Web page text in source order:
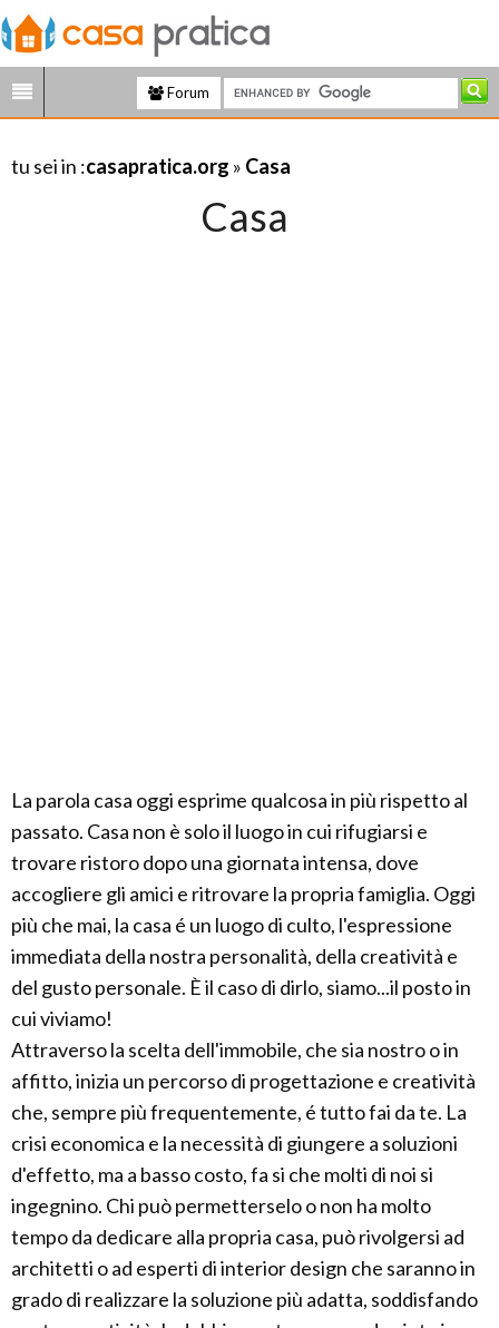
Forum
tu sei in :casapratica.org » Casa
Casa
La parola casa oggi esprime qualcosa in più rispetto al
passato. Casa non è solo il luogo in cui rifugiarsi e
trovare ristoro dopo una giornata intensa, dove
accogliere gli amici e ritrovare la propria famiglia. Oggi
più che mai, la casa é un luogo di culto, l'espressione
immediata della nostra personalità, della creatività e
del gusto personale. È il caso di dirlo, siamo...il posto in
cui viviamo!
Attraverso la scelta dell'immobile, che sia nostro o in
affitto, inizia un percorso di progettazione e creatività
che, sempre più frequentemente, é tutto fai da te. La
crisi economica e la necessità di giungere a soluzioni
d'effetto, ma a basso costo, fa si che molti di noi si
ingegnino. Chi può permetterselo o non ha molto
tempo da dedicare alla propria casa, può rivolgersi ad
architetti o ad esperti di interior design che saranno in
grado di realizzare la soluzione più adatta, soddisfando